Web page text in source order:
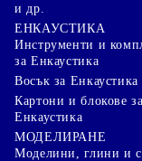
и др.
ЕНКАУСТИКА
Инструменти и
за Енкаустика
Восък за Енкаустика
Картони и блокове за
Енкаустика
МОДЕЛИРАНЕ
Моделини, глини и